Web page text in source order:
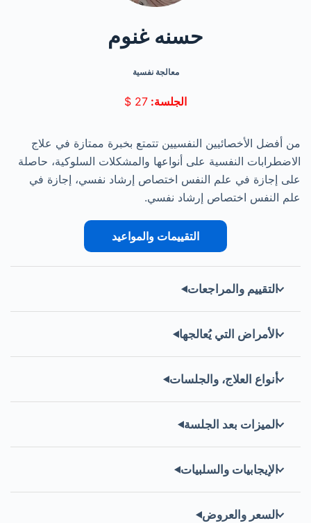
حسنه غنوم
معالجة نفسية
الجلسة: 27
$
من أفضل الأخصائيين النفسيين تتمتع بخبرة ممتازة في علاج
الاضطرابات النفسية على أنواعها والمشكلات السلوكية، حاصلة
على إجازة في علم النفس اختصاص إرشاد نفسي، إجازة في
علم النفس اختصاص إرشاد نفسي.
التقييمات والمواعيد
التقييم والمراجعات
الأمراض التي يُعالجها
أنواع العلاج، والجلسات
الميزات بعد الجلسة
الإيجابيات والسلبيات
السعر والعروض